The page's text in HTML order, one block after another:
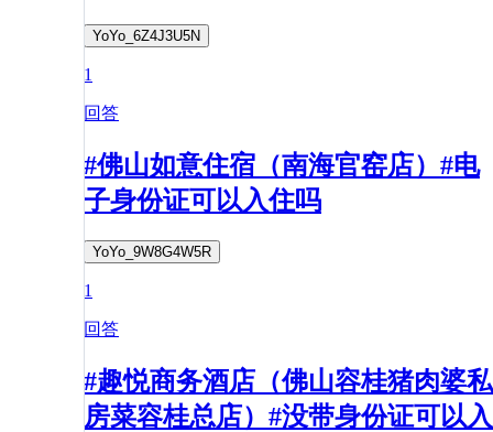
YoYo_6Z4J3U5N
1
回答
#佛山如意住宿（南海官窑店）#电
子身份证可以入住吗
YoYo_9W8G4W5R
1
回答
#趣悦商务酒店（佛山容桂猪肉婆私
房菜容桂总店）#没带身份证可以入